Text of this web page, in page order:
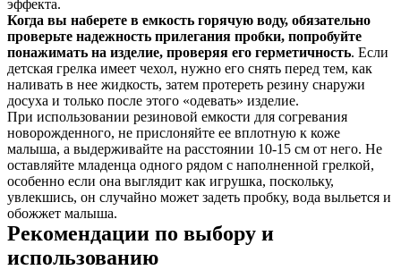
эффекта.
Когда вы наберете в емкость горячую воду, обязательно
проверьте надежность прилегания пробки, попробуйте
понажимать на изделие, проверяя его герметичность. Если
детская грелка имеет чехол, нужно его снять перед тем, как
наливать в нее жидкость, затем протереть резину снаружи
досуха и только после этого «одевать» изделие.
При использовании резиновой емкости для согревания
новорожденного, не прислоняйте ее вплотную к коже
малыша, а выдерживайте на расстоянии 10-15 см от него. Не
оставляйте младенца одного рядом с наполненной грелкой,
особенно если она выглядит как игрушка, поскольку,
увлекшись, он случайно может задеть пробку, вода выльется и
обожжет малыша.
Рекомендации по выбору и
использованию